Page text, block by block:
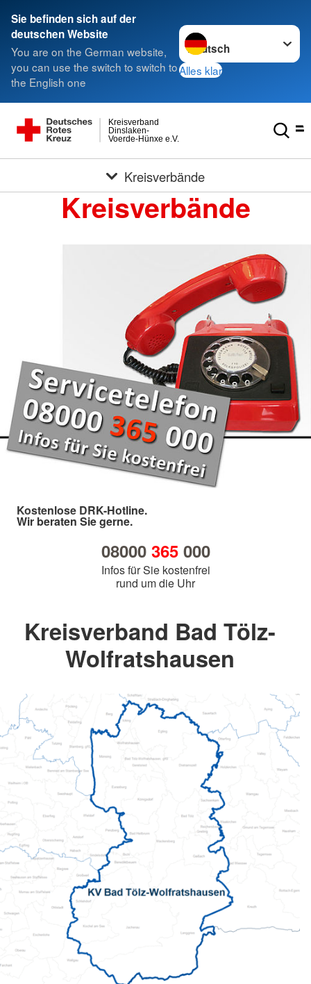
Sie befinden sich auf der
deutschen Website
You are on the German website,
you can use the switch to switch to
the English one
Sprache wechseln zu
Alles klar
Voerde-Hünxe e.V.
Dinslaken-
Kreisverband
Kreisverbände
Kreisverbände
Kostenlose DRK-Hotline.
Wir beraten Sie gerne.
08000 365000
Infos für Sie kostenfrei
rund um die Uhr
Kreisverband Bad Tölz-
Wolfratshausen